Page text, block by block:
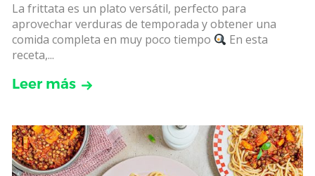
La frittata es un plato versátil, perfecto para
aprovechar verduras de temporada y obtener una
comida completa en muy poco tiempo
En esta
receta,...
Leer más